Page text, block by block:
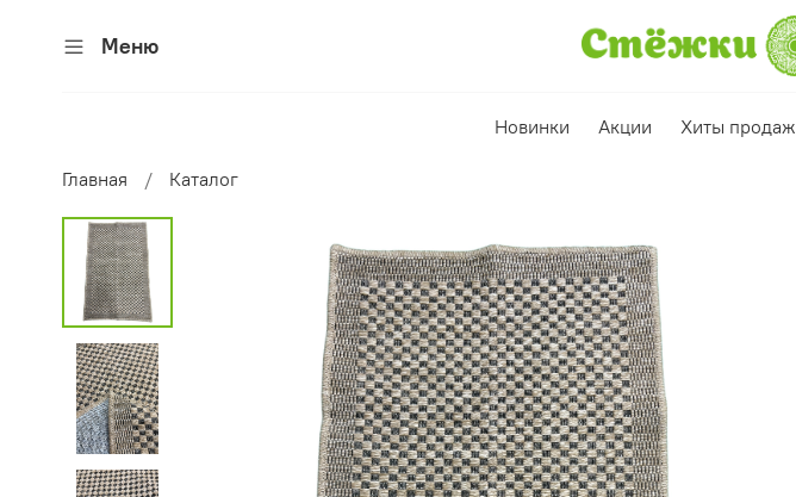
Меню
Новинки Акции Хиты продаж
Главная Каталог